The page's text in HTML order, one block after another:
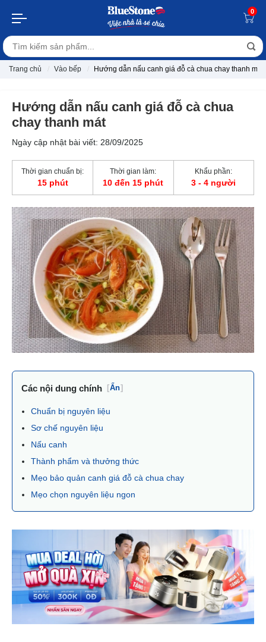
0
Trang chủ Vào bếp Hướng dẫn nấu canh giá đỗ cà chua chay thanh mát
Hướng dẫn nấu canh giá đỗ cà chua
chay thanh mát
Ngày cập nhật bài viết: 28/09/2025
Thời gian chuẩn bị:
15 phút
Thời gian làm:
10 đến 15 phút
Khẩu phần:
3 - 4 người
Các nội dung chính [Ẩn]
Chuẩn bị nguyên liệu
Sơ chế nguyên liệu
Nấu canh
Thành phẩm và thưởng thức
Mẹo bảo quản canh giá đỗ cà chua chay
Mẹo chọn nguyên liệu ngon